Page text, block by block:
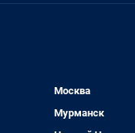
Москва
Мурманск